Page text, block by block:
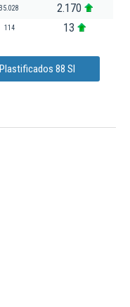
35.028 2.170
114 13
88 Sl